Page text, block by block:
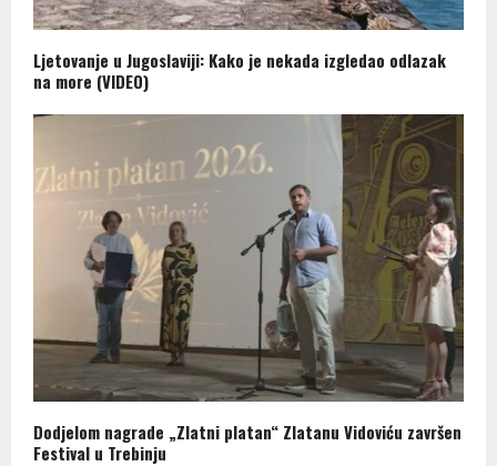
Ljetovanje u Jugoslaviji: Kako je nekada izgledao odlazak
na more (VIDEO)
Dodjelom nagrade „Zlatni platan“ Zlatanu Vidoviću završen
Festival u Trebinju